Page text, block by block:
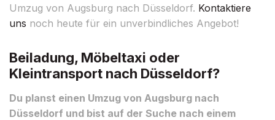
Umzug von Augsburg nach Düsseldorf. Kontaktiere
uns noch heute für ein unverbindliches Angebot!
Beiladung, Möbeltaxi oder
Kleintransport nach Düsseldorf?
Du planst einen Umzug von Augsburg nach
Düsseldorf und bist auf der Suche nach einem